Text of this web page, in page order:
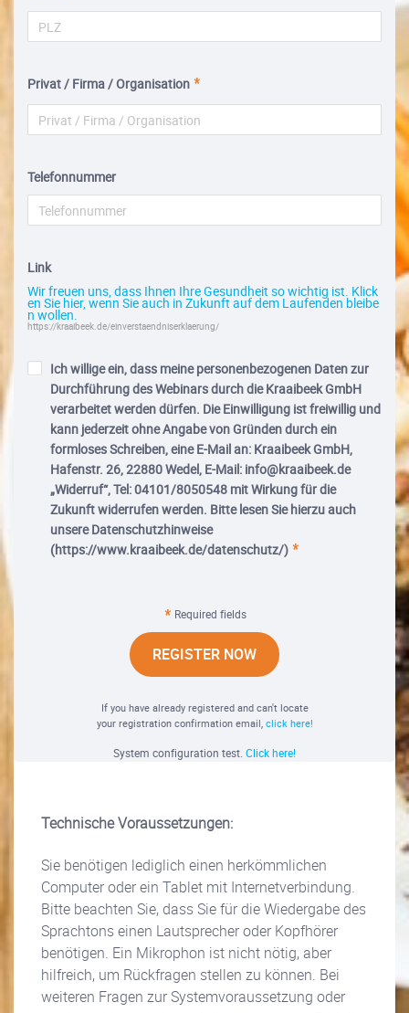
Privat / Firma / Organisation
Telefonnummer
Link
Wir freuen uns, dass Ihnen Ihre Gesundheit so wichtig ist. Klick
en Sie hier, wenn Sie auch in Zukunft auf dem Laufenden bleibe
n wollen.
https://kraaibeek.de/einverstaendniserklaerung/
Ich willige ein, dass meine personenbezogenen Daten zur
Durchführung des Webinars durch die Kraaibeek GmbH
verarbeitet werden dürfen. Die Einwilligung ist freiwillig und
kann jederzeit ohne Angabe von Gründen durch ein
formloses Schreiben, eine E-Mail an: Kraaibeek GmbH,
Hafenstr. 26, 22880 Wedel, E-Mail: info@kraaibeek.de
„Widerruf“, Tel: 04101/8050548 mit Wirkung für die
Zukunft widerrufen werden. Bitte lesen Sie hierzu auch
unsere Datenschutzhinweise
(https://www.kraaibeek.de/datenschutz/)
Required fields
REGISTER NOW
If you have already registered and can't locate
your registration confirmation email, click here!
System configuration test. Click here!
Technische Voraussetzungen:
Sie benötigen lediglich einen herkömmlichen
Computer oder ein Tablet mit Internetverbindung.
Bitte beachten Sie, dass Sie für die Wiedergabe des
Sprachtons einen Lautsprecher oder Kopfhörer
benötigen. Ein Mikrophon ist nicht nötig, aber
hilfreich, um Rückfragen stellen zu können. Bei
weiteren Fragen zur Systemvoraussetzung oder